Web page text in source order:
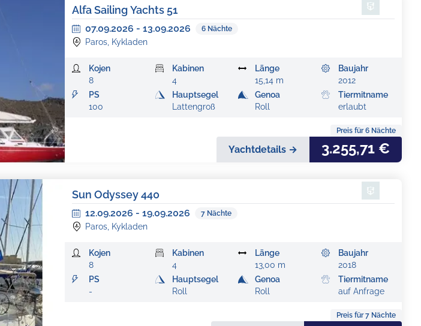
Alfa Sailing Yachts 51
07.09.2026 - 13.09.2026 6 Nächte
Paros, Kykladen
Kojen
8
Kabinen
4
Länge
15,14 m
Baujahr
2012
PS
100
Hauptsegel
Lattengroß
Genoa
Roll
Tiermitname
erlaubt
Preis für 6 Nächte
Yachtdetails → 3.255,71 €
Sun Odyssey 440
12.09.2026 - 19.09.2026 7 Nächte
Paros, Kykladen
Kojen
8
Kabinen
4
Länge
13,00 m
Baujahr
2018
PS
-
Hauptsegel
Roll
Genoa
Roll
Tiermitname
auf Anfrage
Preis für 7 Nächte